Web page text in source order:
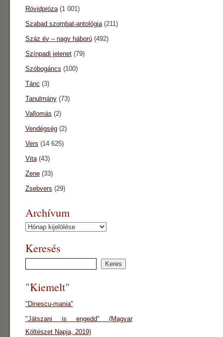
Rövidpróza(1 001)
Szabad szombat-antológia(211)
Száz év – nagy háború(492)
Színpadi jelenet(79)
Szóbogáncs (100)
Tánc (3)
Tanulmány(73)
Vallomás (2)
Vendégség(2)
Vers (14 625)
Vita(43)
Zene(33)
Zsebvers (29)
Archívum
Archívum
Keresés
"Kiemelt"
"Dinescu-mania"
"Játszani is engedd" (Magyar
Költészet Napja, 2019)